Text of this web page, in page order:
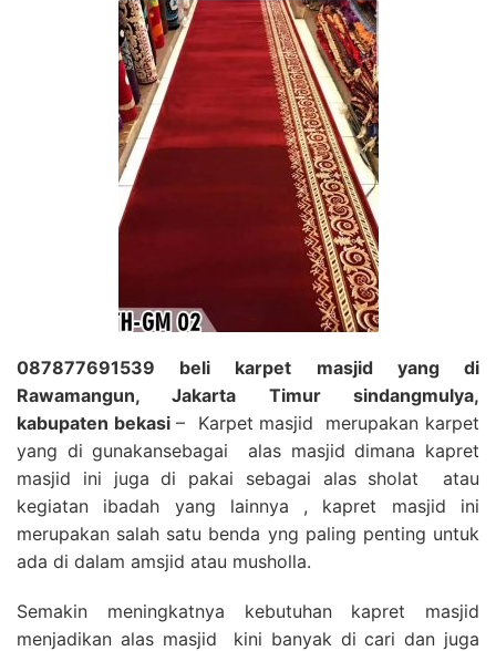
087877691539 beli karpet masjid yang di
Rawamangun, Jakarta Timur sindangmulya,
kabupaten bekasi– Karpet masjid merupakan karpet
yang di gunakansebagai alas masjid dimana kapret
masjid ini juga di pakai sebagai alas sholat atau
kegiatan ibadah yang lainnya , kapret masjid ini
merupakan salah satu benda yng paling penting untuk
ada di dalam amsjid atau musholla.
Semakin meningkatnya kebutuhan kapret masjid
menjadikan alas masjid kini banyak di cari dan juga